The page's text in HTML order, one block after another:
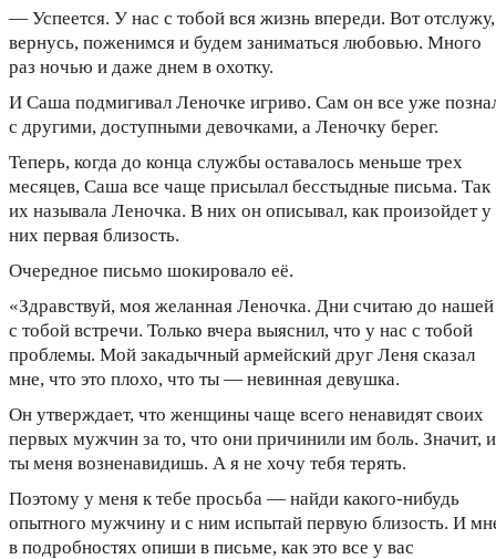
— Успеется. У нас с тобой вся жизнь впереди. Вот отслужу,
вернусь, поженимся и будем заниматься любовью. Много
раз ночью и даже днем в охотку.
И Саша подмигивал Леночке игриво. Сам он все уже
с другими, доступными девочками, а Леночку берег.
Теперь, когда до конца службы оставалось меньше трех
месяцев, Саша все чаще присылал бесстыдные письма. Так
их называла Леночка. В них он описывал, как произойдет у
них первая близость.
Очередное письмо шокировало её.
«Здравствуй, моя желанная Леночка. Дни считаю до нашей
с тобой встречи. Только вчера выяснил, что у нас с тобой
проблемы. Мой закадычный армейский друг Леня сказал
мне, что это плохо, что ты — невинная девушка.
Он утверждает, что женщины чаще всего ненавидят своих
первых мужчин за то, что они причинили им боль. Значит, и
ты меня возненавидишь. А я не хочу тебя терять.
Поэтому у меня к тебе просьба — найди какого-нибудь
опытного мужчину и с ним испытай первую близость. И
в подробностях опиши в письме, как это все у вас